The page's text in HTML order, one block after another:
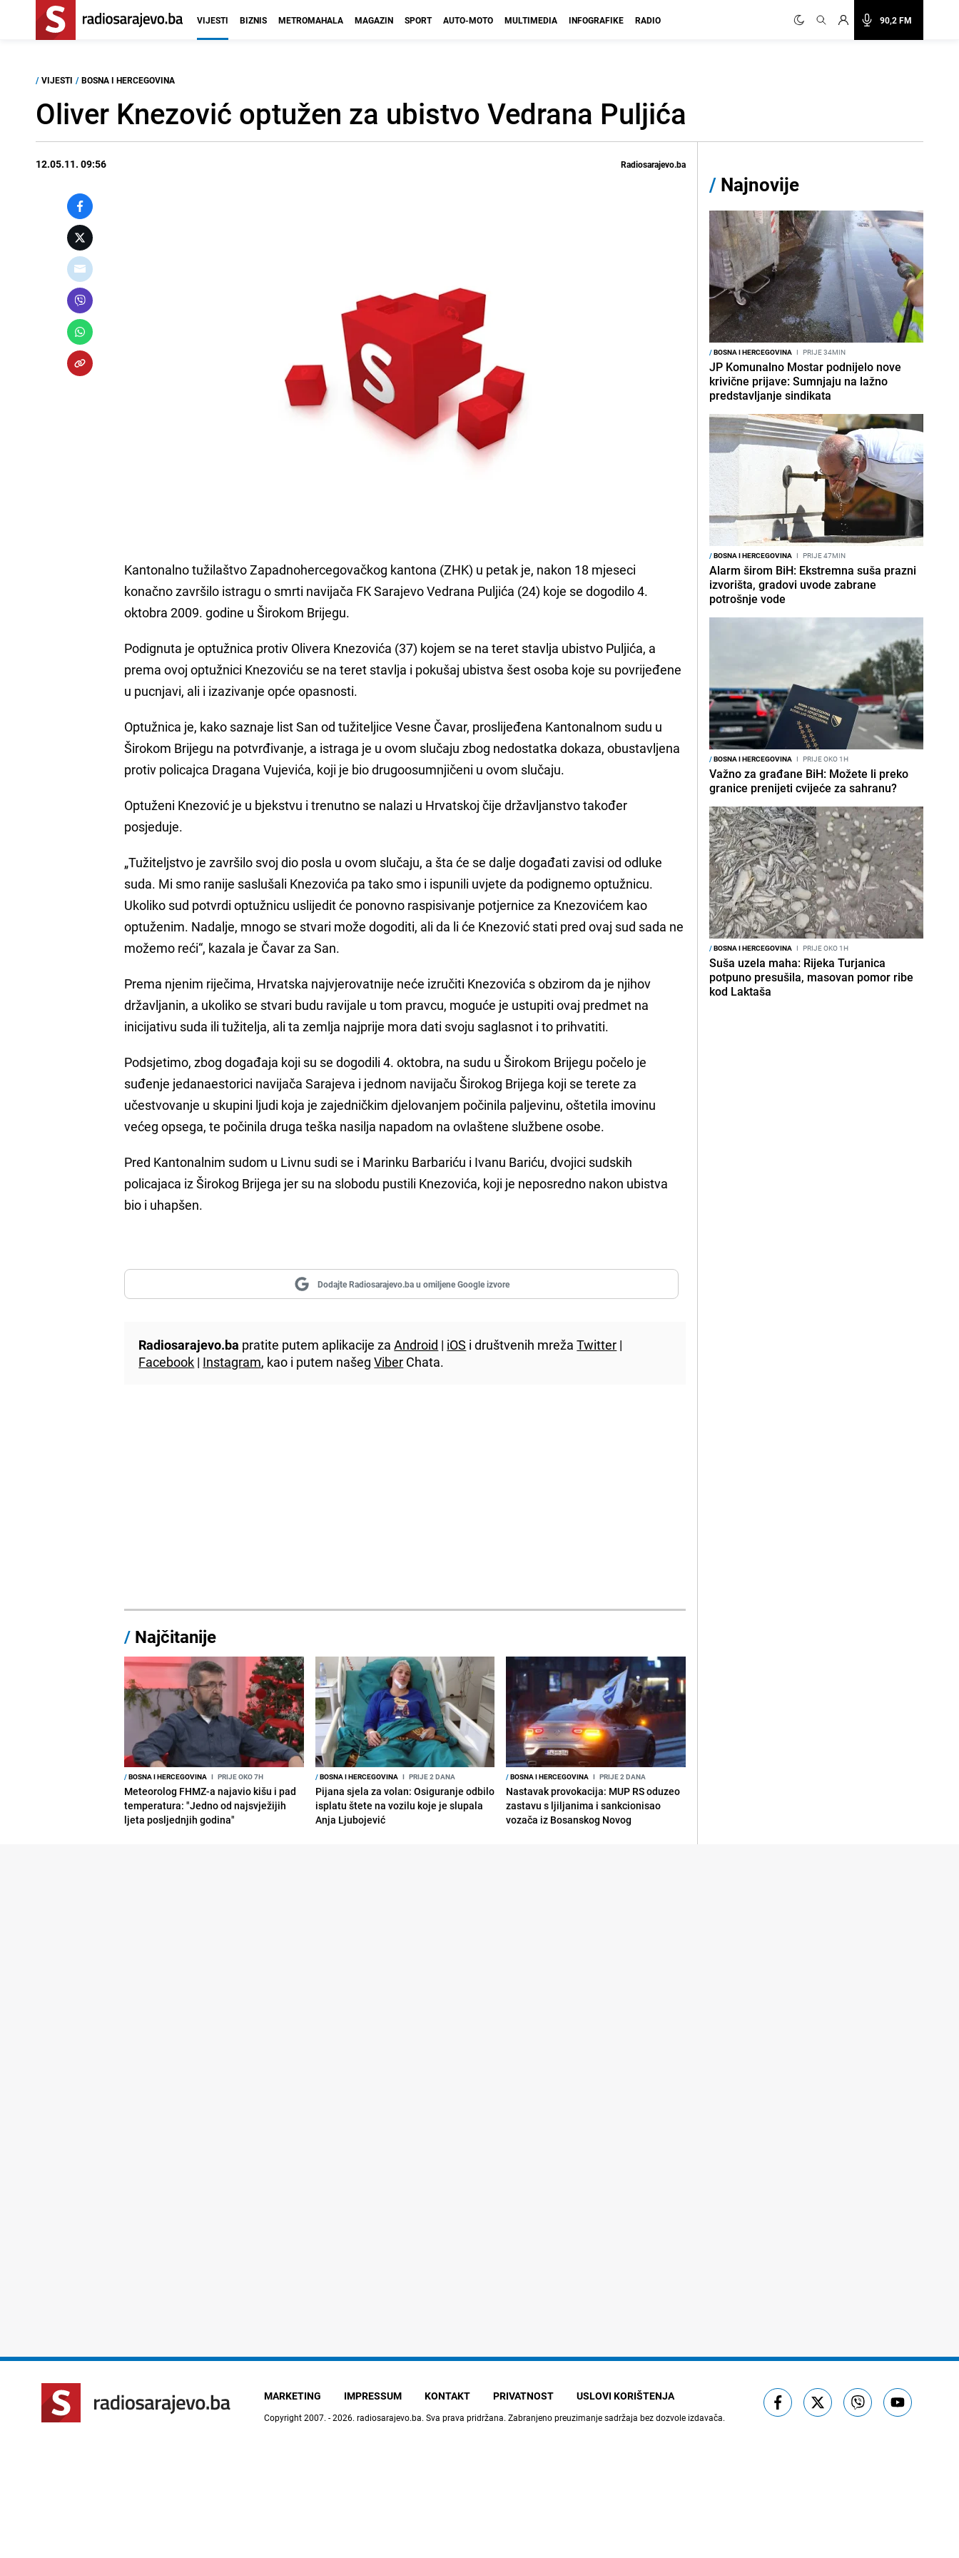
90,2 FM
VIJESTI BIZNIS METROMAHALA MAGAZIN SPORT AUTO-MOTO MULTIMEDIA INFOGRAFIKE RADIO
/ VIJESTI / BOSNA I HERCEGOVINA
Oliver Knezović optužen za ubistvo Vedrana Puljića
12.05.11. 09:56 Radiosarajevo.ba
Kantonalno tužilaštvo Zapadnohercegovačkog kantona (ZHK) u petak je, nakon 18 mjeseci
konačno završilo istragu o smrti navijača FK Sarajevo Vedrana Puljića (24) koje se dogodilo 4.
oktobra 2009. godine u Širokom Brijegu.
Podignuta je optužnica protiv Olivera Knezovića (37) kojem se na teret stavlja ubistvo Puljića, a
prema ovoj optužnici Knezoviću se na teret stavlja i pokušaj ubistva šest osoba koje su povrijeđene
u pucnjavi, ali i izazivanje opće opasnosti.
Optužnica je, kako saznaje list San od tužiteljice Vesne Čavar, proslijeđena Kantonalnom sudu u
Širokom Brijegu na potvrđivanje, a istraga je u ovom slučaju zbog nedostatka dokaza, obustavljena
protiv policajca Dragana Vujevića, koji je bio drugoosumnjičeni u ovom slučaju.
Optuženi Knezović je u bjekstvu i trenutno se nalazi u Hrvatskoj čije državljanstvo također
posjeduje.
„Tužiteljstvo je završilo svoj dio posla u ovom slučaju, a šta će se dalje događati zavisi od odluke
suda. Mi smo ranije saslušali Knezovića pa tako smo i ispunili uvjete da podignemo optužnicu.
Ukoliko sud potvrdi optužnicu uslijedit će ponovno raspisivanje potjernice za Knezovićem kao
optuženim. Nadalje, mnogo se stvari može dogoditi, ali da li će Knezović stati pred ovaj sud sada ne
možemo reći“, kazala je Čavar za San.
Prema njenim riječima, Hrvatska najvjerovatnije neće izručiti Knezovića s obzirom da je njihov
državljanin, a ukoliko se stvari budu ravijale u tom pravcu, moguće je ustupiti ovaj predmet na
inicijativu suda ili tužitelja, ali ta zemlja najprije mora dati svoju saglasnot i to prihvatiti.
Podsjetimo, zbog događaja koji su se dogodili 4. oktobra, na sudu u Širokom Brijegu počelo je
suđenje jedanaestorici navijača Sarajeva i jednom navijaču Širokog Brijega koji se terete za
učestvovanje u skupini ljudi koja je zajedničkim djelovanjem počinila paljevinu, oštetila imovinu
većeg opsega, te počinila druga teška nasilja napadom na ovlaštene službene osobe.
Pred Kantonalnim sudom u Livnu sudi se i Marinku Barbariću i Ivanu Bariću, dvojici sudskih
policajaca iz Širokog Brijega jer su na slobodu pustili Knezovića, koji je neposredno nakon ubistva
bio i uhapšen.
Dodajte Radiosarajevo.ba u omiljene Google izvore
Radiosarajevo.ba pratite putem aplikacije zaAndroid | iOS i društvenih mrežaTwitter |
Facebook | Instagram, kao i putem našegViber Chata.
/ Najčitanije
/BOSNA I HERCEGOVINA I PRIJE OKO 7H
Meteorolog FHMZ-a najavio kišu i pad
temperatura: "Jedno od najsvježijih
ljeta posljednjih godina"
/BOSNA I HERCEGOVINA I PRIJE 2 DANA
Pijana sjela za volan: Osiguranje odbilo
isplatu štete na vozilu koje je slupala
Anja Ljubojević
/BOSNA I HERCEGOVINA I PRIJE 2 DANA
Nastavak provokacija: MUP RS oduzeo
zastavu s ljiljanima i sankcionisao
vozača iz Bosanskog Novog
/ Najnovije
/BOSNA I HERCEGOVINA I PRIJE 34MIN
JP Komunalno Mostar podnijelo nove
krivične prijave: Sumnjaju na lažno
predstavljanje sindikata
/BOSNA I HERCEGOVINA I PRIJE 47MIN
Alarm širom BiH: Ekstremna suša prazni
izvorišta, gradovi uvode zabrane
potrošnje vode
/BOSNA I HERCEGOVINA I PRIJE OKO 1H
Važno za građane BiH: Možete li preko
granice prenijeti cvijeće za sahranu?
/BOSNA I HERCEGOVINA I PRIJE OKO 1H
Suša uzela maha: Rijeka Turjanica
potpuno presušila, masovan pomor ribe
kod Laktaša
MARKETING IMPRESSUM KONTAKT PRIVATNOST USLOVI KORIŠTENJA
Copyright 2007. - 2026. radiosarajevo.ba. Sva prava pridržana. Zabranjeno preuzimanje sadržaja bez dozvole izdavača.